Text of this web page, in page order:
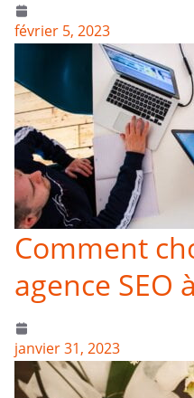
février 5, 2023
Comment
agence SEO
janvier 31, 2023